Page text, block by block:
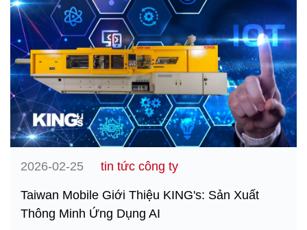
2026-02-25 tin tức công ty
Taiwan Mobile Giới Thiệu KING's: Sản Xuất
Thông Minh Ứng Dụng AI